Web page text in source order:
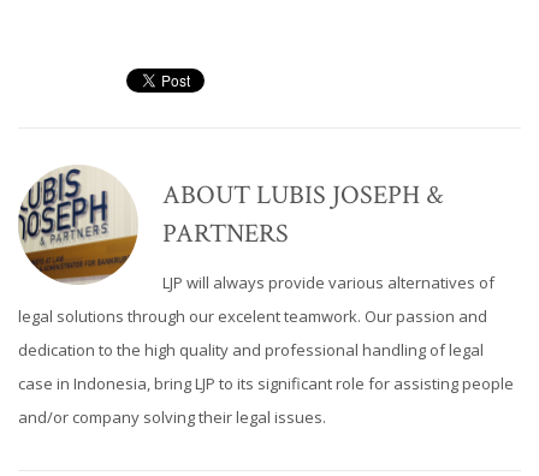
ABOUT LUBIS JOSEPH &
PARTNERS
LJP will always provide various alternatives of
legal solutions through our excelent teamwork. Our passion and
dedication to the high quality and professional handling of legal
case in Indonesia, bring LJP to its significant role for assisting people
and/or company solving their legal issues.